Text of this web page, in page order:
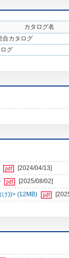
カタログ名
合カタログ
グ
[2024/04/13]
[2025/08/02]
け))> (12MB)